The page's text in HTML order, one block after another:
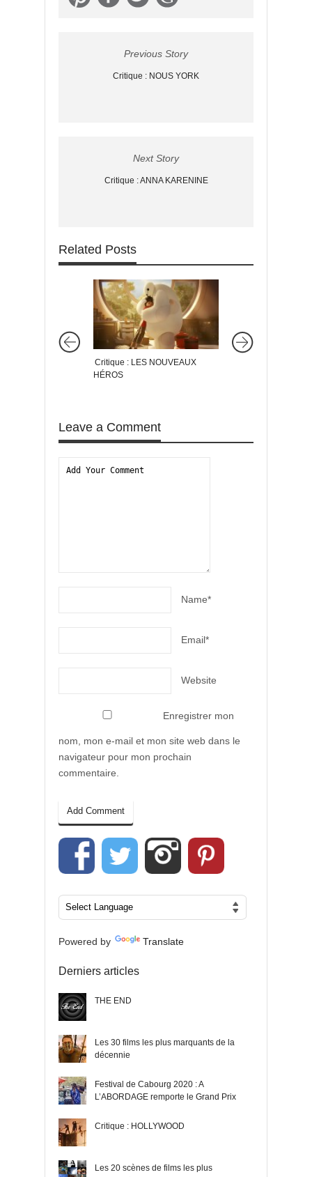
Previous Story
Critique : NOUS YORK
Next Story
Critique : ANNA KARENINE
Related Posts
Critique : LES NOUVEAUX
HÉROS
Leave a Comment
Name*
Email*
Website
Enregistrer mon
nom, mon e-mail et mon site web dans le
navigateur pour mon prochain
commentaire.
Powered by Translate
Derniers articles
THE END
Les 30 films les plus marquants de la
décennie
Festival de Cabourg 2020 : A
L’ABORDAGE remporte le Grand Prix
Critique : HOLLYWOOD
Les 20 scènes de films les plus